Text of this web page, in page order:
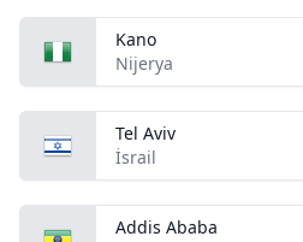
Kano
Nijerya
Tel Aviv
İsrail
Addis Ababa